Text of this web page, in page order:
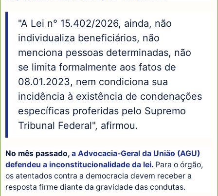
"A Lei n° 15.402/2026, ainda, não
individualiza beneficiários, não
menciona pessoas determinadas, não
se limita formalmente aos fatos de
08.01.2023, nem condiciona sua
incidência à existência de condenações
específicas proferidas pelo Supremo
Tribunal Federal", afirmou.
No mês passado, a Advocacia-Geral da União (AGU)
defendeu a inconstitucionalidade da lei. Para o órgão,
os atentados contra a democracia devem receber a
resposta firme diante da gravidade das condutas.